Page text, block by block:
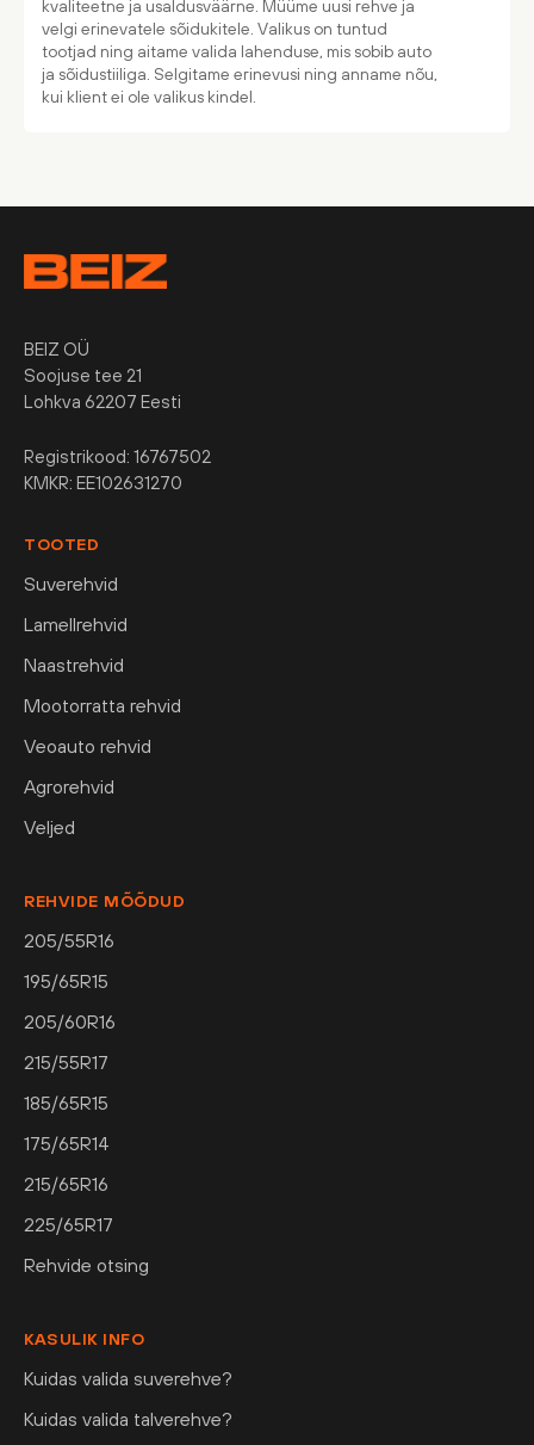
kvaliteetne ja usaldusväärne. Müüme uusi rehve ja
velgi erinevatele sõidukitele. Valikus on tuntud
tootjad ning aitame valida lahenduse, mis sobib auto
ja sõidustiiliga. Selgitame erinevusi ning anname nõu,
kui klient ei ole valikus kindel.
BEIZ OÜ
Soojuse tee 21
Lohkva 62207 Eesti
Registrikood: 16767502
KMKR: EE102631270
TOOTED
Suverehvid
Lamellrehvid
Naastrehvid
Mootorratta rehvid
Veoauto rehvid
Agrorehvid
Veljed
REHVIDE MÕÕDUD
205/55R16
195/65R15
205/60R16
215/55R17
185/65R15
175/65R14
215/65R16
225/65R17
Rehvide otsing
KASULIK INFO
Kuidas valida suverehve?
Kuidas valida talverehve?